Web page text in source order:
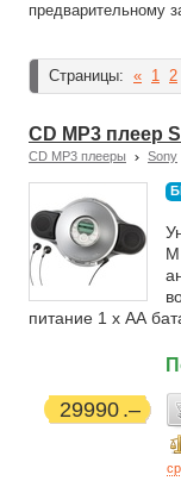
предварительному
Страницы: « 1 2
CD MP3 плеер
CD MP3 плееры Sony
питание 1 х АА
29990